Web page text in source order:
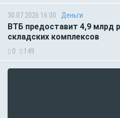
30.07.2026 16:00 Деньги
ВТБ предоставит 4,9 млрд
складских комплексов
0 149